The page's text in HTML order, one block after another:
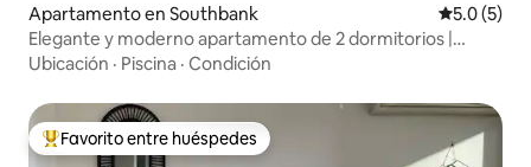
Apartamento en Southbank
5.0 (5)
Elegante y moderno apartamento de 2 dormitorios |
Piscina, gimnasio y Crown Casino
Ubicación · Piscina · Condición
Favorito entre huéspedes preferido
Favorito entre huéspedes